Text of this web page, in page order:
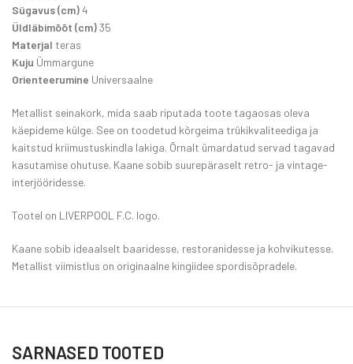
Sügavus (cm)4
Üldläbimõõt (cm)35
Materjal teras
Kuju Ümmargune
Orienteerumine Universaalne
Metallist seinakork, mida saab riputada toote tagaosas oleva
käepideme külge. See on toodetud kõrgeima trükikvaliteediga ja
kaitstud kriimustuskindla lakiga. Õrnalt ümardatud servad tagavad
kasutamise ohutuse. Kaane sobib suurepäraselt retro- ja vintage-
interjööridesse.
Tootel on LIVERPOOL F.C. logo.
Kaane sobib ideaalselt baaridesse, restoranidesse ja kohvikutesse.
Metallist viimistlus on originaalne kingiidee spordisõpradele.
SARNASED TOOTED